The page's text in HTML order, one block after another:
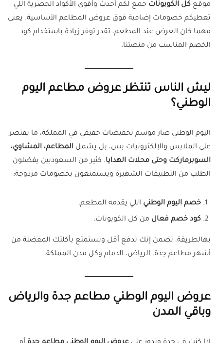
موقع كل الكوبونات جمع لكم أحدث وأقوى الأكواد الحصرية اللي
تعطيكم خصومات إضافية فوق عروض المطاعم الأساسية. يعني
مهما كان العرض عند المطعم، تقدر توفر زيادة باستخدام كود
الخصم المناسب من منصتنا.
ليش الناس تنتظر عروض مطاعم اليوم
الوطني؟
اليوم الوطني صار موسم تخفيضات حقيقي في المملكة، ما يقتصر
على الملابس والإلكترونيات بس، بل يشمل المطاعم، المشاوي،
السوبرماركت وحتى محلات الهدايا. كثير من السعوديين يفضلون
الطلب من التطبيقات الشهيرة ويستمتعون بخصومات مزدوجة:
خصم اليوم الوطني اللي يقدمه المطعم.
كود خصم فعال من كل الكوبونات.
بهالطريقة، تضمن إنك تدفع أقل وتستمتع بأكلتك المفضلة من
أشهر مطاعم جدة، الرياض، الدمام وكل مدن المملكة.
عروض اليوم الوطني مطاعم جدة والرياض
وباقي المدن